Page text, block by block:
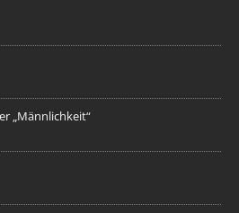
„Männlichkeit“